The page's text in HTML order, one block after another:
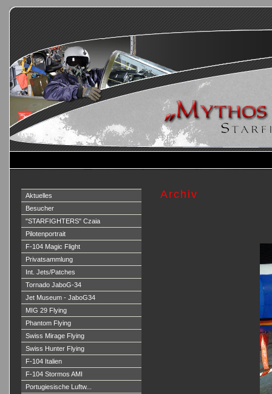
Aktuelles
Besucher
"STARFIGHTERS" Czaia
Pilotenportrait
F-104 Magic Flight
Privatsammlung
Int. Jets/Patches
Tornado JaboG-34
Jet Museum - JaboG34
MIG 29 Flying
Phantom Flying
Swiss Mirage Flying
Swiss Hunter Flying
F-104 Italien
F-104 Stormos AMI
Portugiesische Luftw...
Archiv